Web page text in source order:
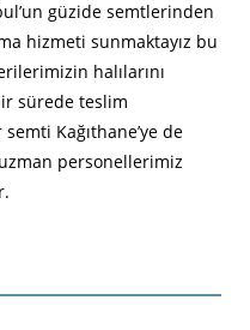
güzide semtlerinden
hizmeti sunmaktayız bu
halılarını
sürede teslim
Kağıthane’ye de
personellerimiz